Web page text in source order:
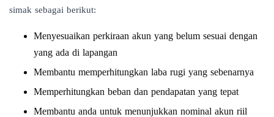
simak sebagai berikut:
Menyesuaikan perkiraan akun yang belum sesuai dengan
yang ada di lapangan
Membantu memperhitungkan laba rugi yang sebenarnya
Memperhitungkan beban dan pendapatan yang tepat
Membantu anda untuk menunjukkan nominal akun riil